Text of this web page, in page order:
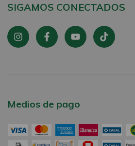
SIGAMOS CONECTADOS
Medios de pago